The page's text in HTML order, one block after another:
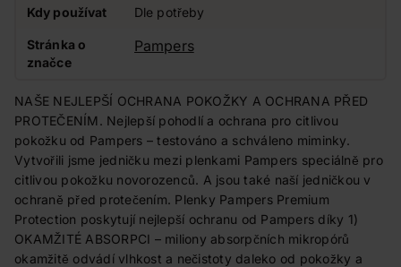
Kdy používat Dle potřeby
Stránka o
značce
Pampers
NAŠE NEJLEPŠÍ OCHRANA POKOŽKY A OCHRANA PŘED
PROTEČENÍM. Nejlepší pohodlí a ochrana pro citlivou
pokožku od Pampers – testováno a schváleno miminky.
Vytvořili jsme jedničku mezi plenkami Pampers speciálně pro
citlivou pokožku novorozenců. A jsou také naší jedničkou v
ochraně před protečením. Plenky Pampers Premium
Protection poskytují nejlepší ochranu od Pampers díky 1)
OKAMŽITÉ ABSORPCI – miliony absorpčních mikropórů
okamžitě odvádí vlhkost a nečistoty daleko od pokožky a